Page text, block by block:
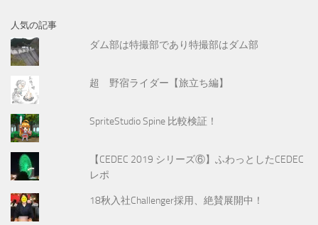
人気の記事
ダム部は特撮部であり特撮部はダム部
超 野宿ライダー【旅立ち編】
SpriteStudio Spine 比較検証！
【CEDEC 2019 シリーズ⑥】ふわっとしたCEDEC
レポ
18秋入社Challenger採用、絶賛展開中！